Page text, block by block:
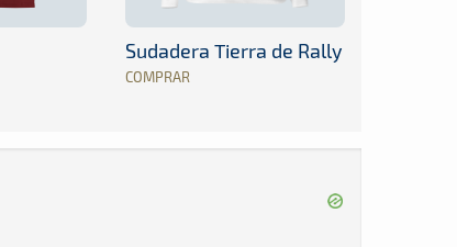
Sudadera Tierra de Rally
COMPRAR